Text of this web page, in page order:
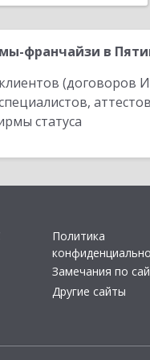
франчайзи в
(договоров
статуса
Политика
Замечания по
Другие сайты